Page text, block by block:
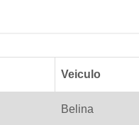
Veiculo
Belina